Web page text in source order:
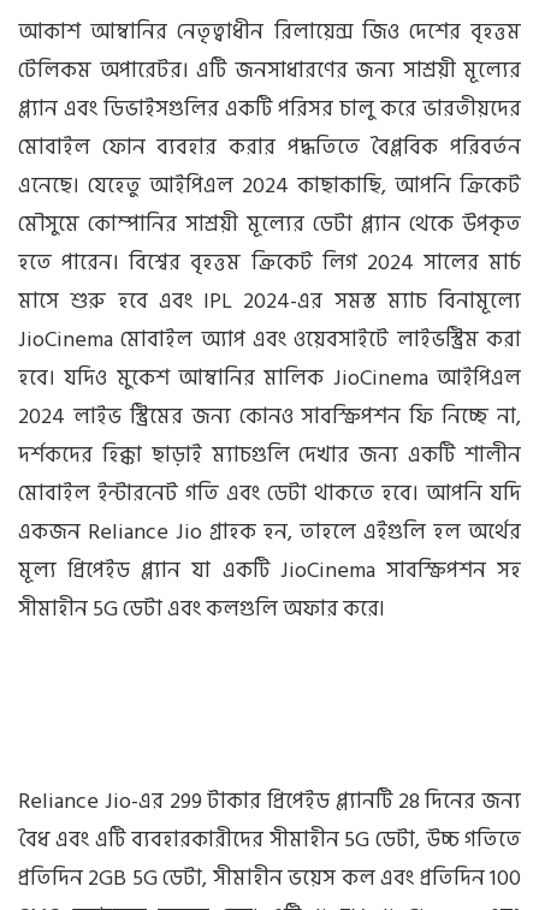
আকাশ আম্বানির নেতৃত্বাধীন রিলায়েন্স জিও দেশের বৃহত্তম
টেলিকম অপারেটর। এটি জনসাধারণের জন্য সাশ্রয়ী মূল্যের
প্ল্যান এবং ডিভাইসগুলির একটি পরিসর চালু করে ভারতীয়দের
মোবাইল ফোন ব্যবহার করার পদ্ধতিতে বৈপ্লবিক পরিবর্তন
এনেছে। যেহেতু আইপিএল 2024 কাছাকাছি, আপনি ক্রিকেট
মৌসুমে কোম্পানির সাশ্রয়ী মূল্যের ডেটা প্ল্যান থেকে উপকৃত
হতে পারেন। বিশ্বের বৃহত্তম ক্রিকেট লিগ 2024 সালের মার্চ
মাসে শুরু হবে এবং IPL 2024-এর সমস্ত ম্যাচ বিনামূল্যে
JioCinema মোবাইল অ্যাপ এবং ওয়েবসাইটে লাইভস্ট্রিম করা
হবে। যদিও মুকেশ আম্বানির মালিক JioCinema আইপিএল
2024 লাইভ স্ট্রিমের জন্য কোনও সাবস্ক্রিপশন ফি নিচ্ছে না,
দর্শকদের হিক্কা ছাড়াই ম্যাচগুলি দেখার জন্য একটি শালীন
মোবাইল ইন্টারনেট গতি এবং ডেটা থাকতে হবে। আপনি যদি
একজন Reliance Jio গ্রাহক হন, তাহলে এইগুলি হল অর্থের
মূল্য প্রিপেইড প্ল্যান যা একটি JioCinema সাবস্ক্রিপশন সহ
সীমাহীন 5G ডেটা এবং কলগুলি অফার করে৷
Reliance Jio-এর 299 টাকার প্রিপেইড প্ল্যানটি 28 দিনের জন্য
বৈধ এবং এটি ব্যবহারকারীদের সীমাহীন 5G ডেটা, উচ্চ গতিতে
প্রতিদিন 2GB 5G ডেটা, সীমাহীন ভয়েস কল এবং প্রতিদিন 100